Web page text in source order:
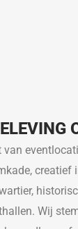
van
creatief
Wij